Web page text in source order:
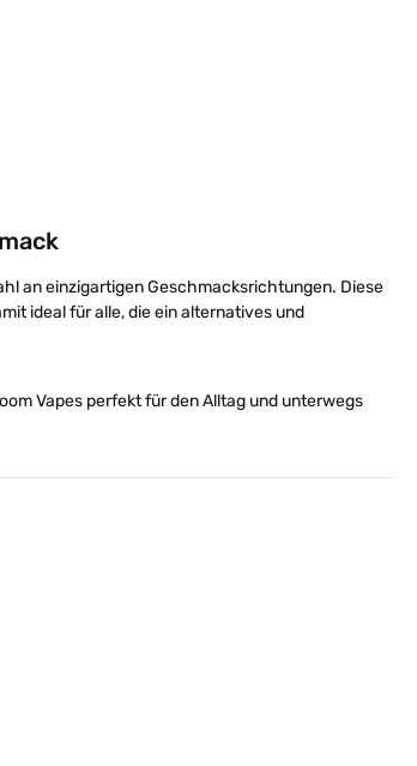
die Schaltflächen um die
Wert ein oder benutze die
an einzigartigen Geschmacksrichtungen. Diese
ideal für alle, die ein alternatives und
Vapes perfekt für den Alltag und unterwegs